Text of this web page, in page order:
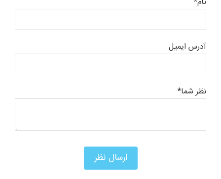
آدرس ایمیل
نظر شما*